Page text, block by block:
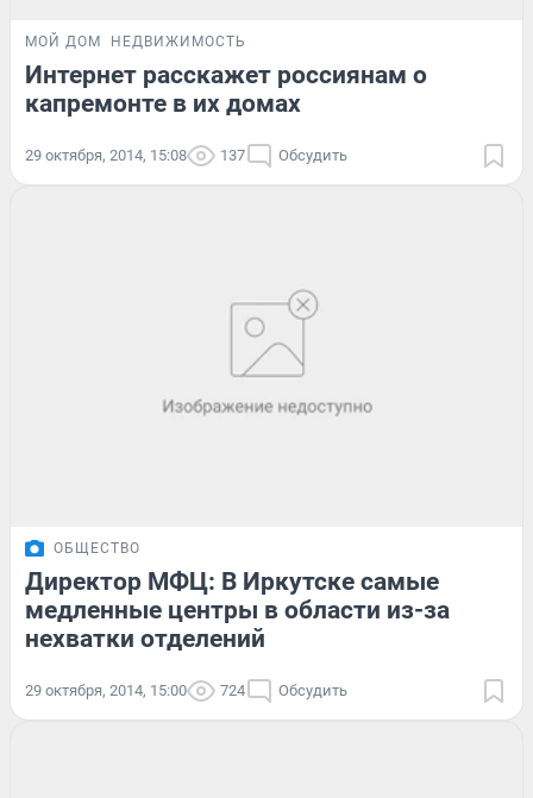
МОЙ ДОМ НЕДВИЖИМОСТЬ
Интернет расскажет россиянам о
капремонте в их домах
29 октября, 2014, 15:08 137 Обсудить
ОБЩЕСТВО
Директор МФЦ: В Иркутске самые
медленные центры в области из-за
нехватки отделений
29 октября, 2014, 15:00 724 Обсудить